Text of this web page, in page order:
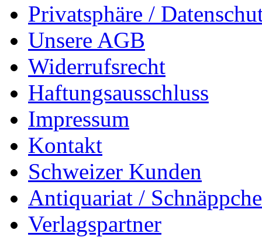
Privatsphäre /
Unsere AGB
Widerrufsrecht
Haftungsausschluss
Impressum
Kontakt
Schweizer Kunden
Antiquariat /
Verlagspartner